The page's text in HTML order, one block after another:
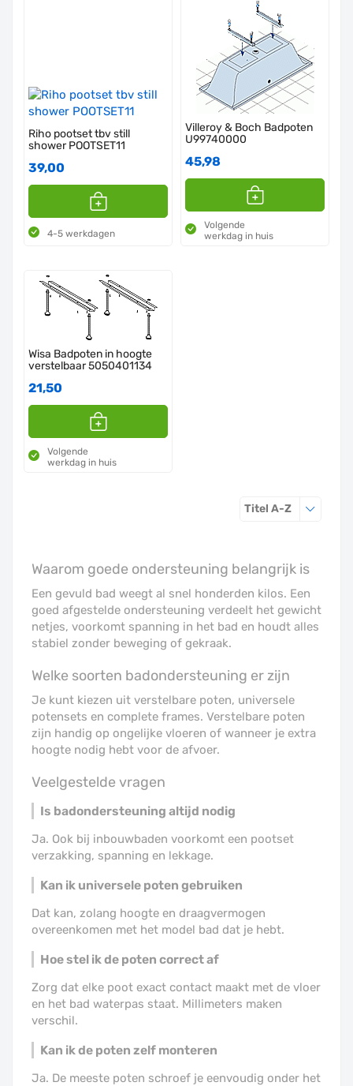
Riho pootset tbv still
shower POOTSET11
39,00
4-5 werkdagen
Villeroy & Boch Badpoten
U99740000
45,98
Volgende
werkdag in huis
Wisa Badpoten in hoogte
verstelbaar 5050401134
21,50
Volgende
werkdag in huis
Titel A-ZSorteren op
Waarom goede ondersteuning belangrijk is
Een gevuld bad weegt al snel honderden kilos. Een
goed afgestelde ondersteuning verdeelt het gewicht
netjes, voorkomt spanning in het bad en houdt alles
stabiel zonder beweging of gekraak.
Welke soorten badondersteuning er zijn
Je kunt kiezen uit verstelbare poten, universele
potensets en complete frames. Verstelbare poten
zijn handig op ongelijke vloeren of wanneer je extra
hoogte nodig hebt voor de afvoer.
Veelgestelde vragen
Is badondersteuning altijd nodig
Ja. Ook bij inbouwbaden voorkomt een pootset
verzakking, spanning en lekkage.
Kan ik universele poten gebruiken
Dat kan, zolang hoogte en draagvermogen
overeenkomen met het model bad dat je hebt.
Hoe stel ik de poten correct af
Zorg dat elke poot exact contact maakt met de vloer
en het bad waterpas staat. Millimeters maken
verschil.
Kan ik de poten zelf monteren
Ja. De meeste poten schroef je eenvoudig onder het